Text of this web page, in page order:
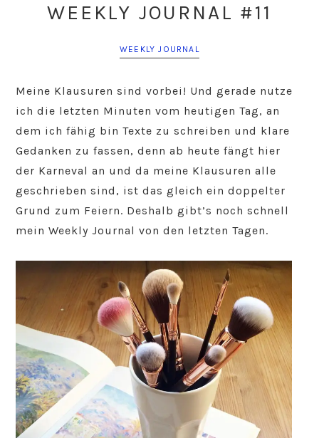
WEEKLY JOURNAL #11
WEEKLY JOURNAL
Meine Klausuren sind vorbei! Und gerade nutze
ich die letzten Minuten vom heutigen Tag, an
dem ich fähig bin Texte zu schreiben und klare
Gedanken zu fassen, denn ab heute fängt hier
der Karneval an und da meine Klausuren alle
geschrieben sind, ist das gleich ein doppelter
Grund zum Feiern. Deshalb gibt’s noch schnell
mein Weekly Journal von den letzten Tagen.